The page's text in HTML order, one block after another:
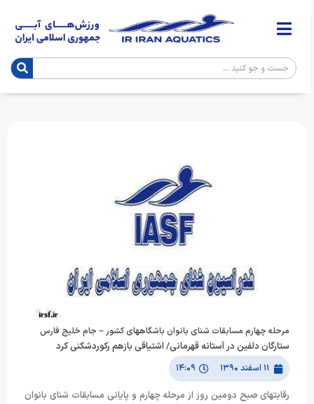
مرحله چهارم مسابقات شنای بانوان باشگاههای کشور – جام خلیج فارس
ستارگان دلفین در آستانه قهرمانی/ اشتیاقی بازهم رکوردشکنی کرد
۱۱ اسفند ۱۳۹۰ ۱۴:۰۹
رقابتهای صبح دومین روز از مرحله چهارم و پایانی مسابقات شنای بانوان